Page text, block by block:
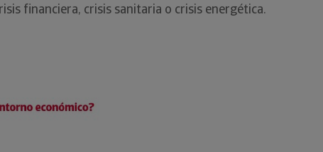
financiera, crisis sanitaria o crisis energética.